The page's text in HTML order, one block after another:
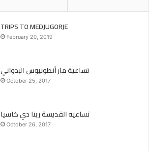
TRIPS TO MEDJUGORJE
February 20, 2019
تساعية مار أنطونيوس البدواني
October 25, 2017
تساعية القديسة ريتا دي كاسيا
October 26, 2017